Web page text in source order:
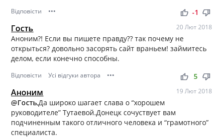
Відповісти ••• thumb_up thumb_down
-1
Гость 20 Лют 2018
Аноним?! Если вы пишете правду?? так почему не
открыться? довольно засорять сайт враньем! займитесь
делом, если конечно способны.
Відповісти Усі відгуки автора ••• thumb_up thumb_down
5
Аноним 19 Лют 2018
@Гость,Да широко шагает слава о “хорошем
руководителе” Тутаевой.Донецк сочуствует вам
подчиненным такого отличного человека и “грамотного”
специалиста.